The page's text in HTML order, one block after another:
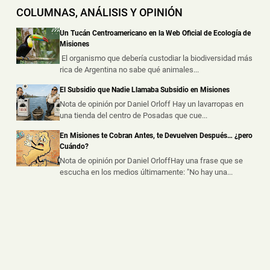
Dos Motociclistas Resultaron Heridos tras un
📅 5 ago 2026
la tarde tras protagoniz...
Un Accidente Laboral Durante la Poda de un Árbol
dejó a un Trabajador Gravemente Herido
📅 5 ago 2026
Un trabajador sufrió graves lesiones tras caer desde
varios metros de altura mie...
COLUMNAS, ANÁLISIS Y OPINIÓN
Un Tucán Centroamericano en la Web Oficial de Ecología de
Misiones
El organismo que debería custodiar la biodiversidad más
rica de Argentina no sabe qué animales...
El Subsidio que Nadie Llamaba Subsidio en Misiones
Nota de opinión por Daniel Orloff Hay un lavarropas en
una tienda del centro de Posadas que cue...
En Misiones te Cobran Antes, te Devuelven Después… ¿pero
Cuándo?
Nota de opinión por Daniel OrloffHay una frase que se
escucha en los medios últimamente: "No hay una...